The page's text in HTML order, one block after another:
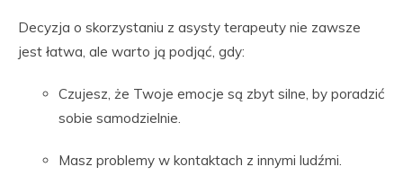
Decyzja o skorzystaniu z asysty terapeuty nie zawsze
jest łatwa, ale warto ją podjąć, gdy:
Czujesz, że Twoje emocje są zbyt silne, by poradzić
sobie samodzielnie.
Masz problemy w kontaktach z innymi ludźmi.